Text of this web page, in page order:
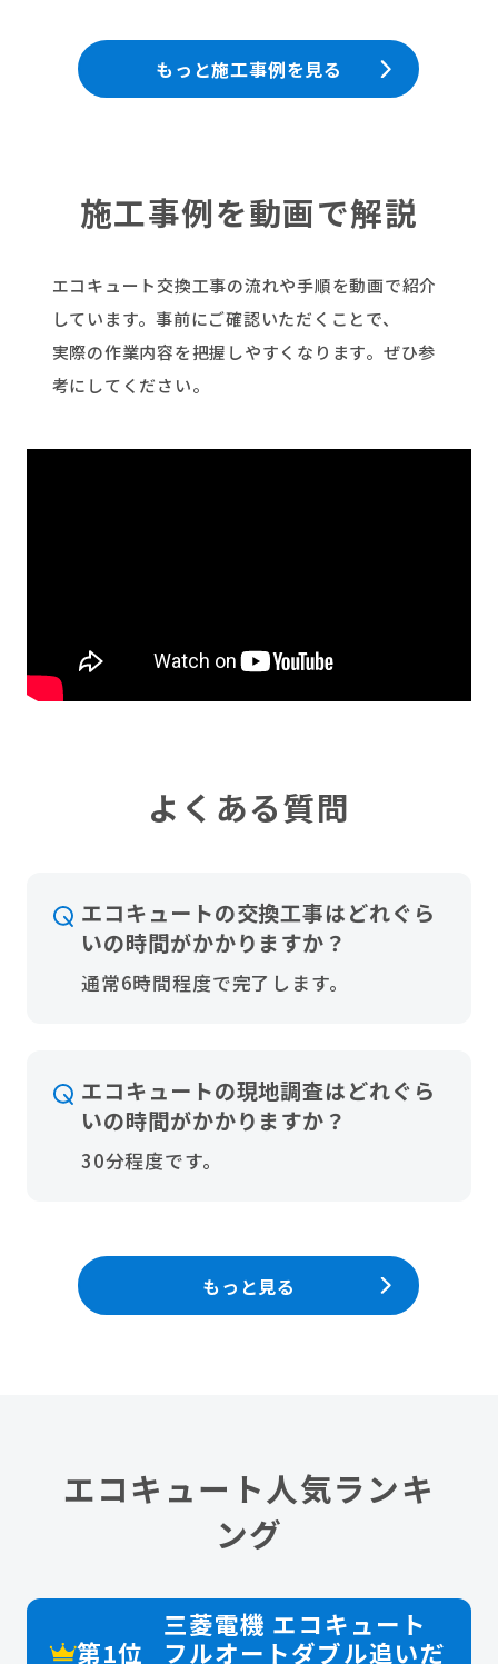
もっと施工事例を見る
施工事例を動画で解説
エコキュート交換工事の流れや手順を動画で紹介
しています。事前にご確認いただくことで、
実際の作業内容を把握しやすくなります。ぜひ参
考にしてください。
よくある質問
エコキュートの交換工事はどれぐら
いの時間がかかりますか？
通常6時間程度で完了します。
エコキュートの現地調査はどれぐら
いの時間がかかりますか？
30分程度です。
もっと見る
エコキュート人気ランキ
ング
第1位
三菱電機 エコキュート
フルオートダブル追いだ